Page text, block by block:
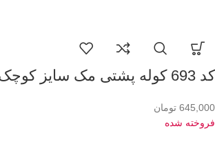
کد 693 کوله پشتی مک سایز کوچک
645,000 تومان
فروخته شده